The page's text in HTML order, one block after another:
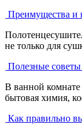
Преимущества и
не только для
Полезные
В ванной комнате
бытовая химия,
Как правильно